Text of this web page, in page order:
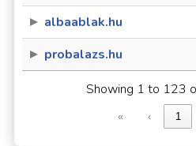
albaablak.hu
probalazs.hu
Showing 1 to 123
« ‹ 1